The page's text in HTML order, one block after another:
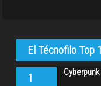
El Técnofilo Top
1